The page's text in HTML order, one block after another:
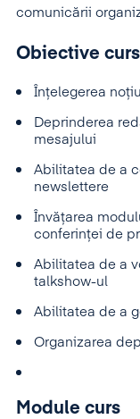
comunicării
Obiective curs
Înţelegerea
Deprinderea
mesajului
Abilitatea de a
newslettere
Învăţarea
conferinţei de
Abilitatea de a
talkshow-ul
Abilitatea de a
Organizarea
Module curs